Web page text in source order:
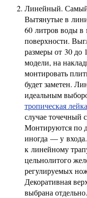
Линейный.
Вытянутые в
60 литров воды в
поверхности.
размеры от 30 до
модели, на
монтировать
будет заметен.
идеальным
тропическая
случае точечный
Монтируются по
иногда — у
к линейному
цельнолитого
регулируемых
Декоративная
выбрана отдельно.